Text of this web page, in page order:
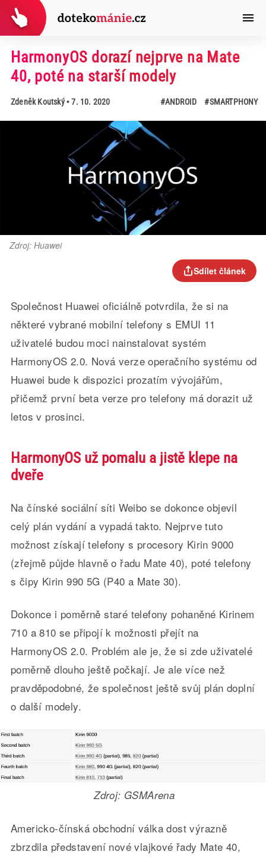
HarmonyOS dorazí nejprve na Mate
40, poté na starší modely
Zdeněk Koutský• 7. 10. 2020 #ANDROID #SMARTPHONY
Zdroj: Huawei
Sdílet článek
Společnost Huawei oficiálně potvrdila, že si na
některé vybrané mobilní telefony s EMUI 11
uživatelé budou moci nainstalovat systém
HarmonyOS 2.0. Nová verze operačního systému od
Huawei bude k dispozici prozatím vývojářům,
přičemž první beta verze pro telefony má dorazit už
letos v prosinci.
HarmonyOS už pomalu a jistě klepe na
dveře
Na čínské sociální síti Weibo se dokonce objevil
celý plán vydání a vypadá takto. Nejprve tuto
možnost získají telefony s procesory Kirin 9000
(zřejmě půjde hlavně o řadu Mate 40), poté telefony
s čipy Kirin 990 5G (P40 a Mate 30).
Dokonce i poměrně staré telefony pohaněné Kirinem
710 a 810 se připojí k možnosti přejít na
HarmonyOS 2.0. Problém ale je, že si zde uživatelé
poměrně dlouho ještě počkají. Je ale více než
pravděpodobné, že společnost ještě svůj plán doplní
o další modely.
Zdroj: GSMArena
Americko-čínská obchodní válka dost výrazně
zbrzdila představení nové vlajkové řady Mate 40,